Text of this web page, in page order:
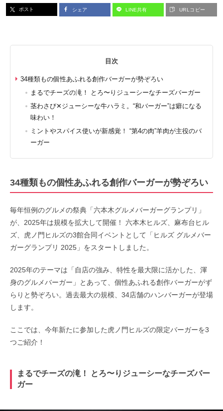
ポスト シェア LINE共有 URLコピー
目次
34種類もの個性あふれる創作バーガーが勢ぞろい
まるでチーズの滝！ とろ〜りジューシーなチーズバーガー
茎わさび✕ジューシーな牛ハラミ。“和バーガー”は癖になる
味わい！
ミントやスパイス使いが新感覚！ “第4の肉”羊肉が主役のバ
ーガー
34種類もの個性あふれる創作バーガーが勢ぞろい
毎年恒例のグルメの祭典「六本木グルメバーガーグランプリ」
が、2025年は規模を拡大して開催！ 六本木ヒルズ、麻布台ヒル
ズ、虎ノ門ヒルズの3館合同イベントとして「ヒルズ グルメバー
ガーグランプリ 2025」をスタートしました。
2025年のテーマは「自店の強み、特性を最大限に活かした、渾
身のグルメバーガー」とあって、個性あふれる創作バーガーがず
らりと勢ぞろい。過去最大の規模、34店舗のハンバーガーが登場
します。
ここでは、今年新たに参加した虎ノ門ヒルズの限定バーガーを3
つご紹介！
まるでチーズの滝！ とろ〜りジューシーなチーズバー
ガー